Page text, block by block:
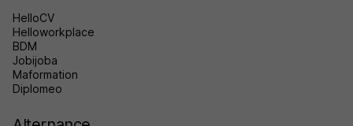
HelloCV
Helloworkplace
BDM
Jobijoba
Maformation
Diplomeo